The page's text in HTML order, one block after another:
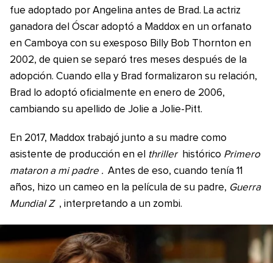
fue adoptado por Angelina antes de Brad. La actriz
ganadora del Óscar adoptó a Maddox en un orfanato
en Camboya con su exesposo Billy Bob Thornton en
2002, de quien se separó tres meses después de la
adopción. Cuando ella y Brad formalizaron su relación,
Brad lo adoptó oficialmente en enero de 2006,
cambiando su apellido de Jolie a Jolie-Pitt.
En 2017, Maddox trabajó junto a su madre como
asistente de producción en el
thriller histórico Primero
mataron a mi padre . Antes de eso, cuando tenía 11
años, hizo un cameo en la película de su padre, Guerra
Mundial Z , interpretando a un zombi.